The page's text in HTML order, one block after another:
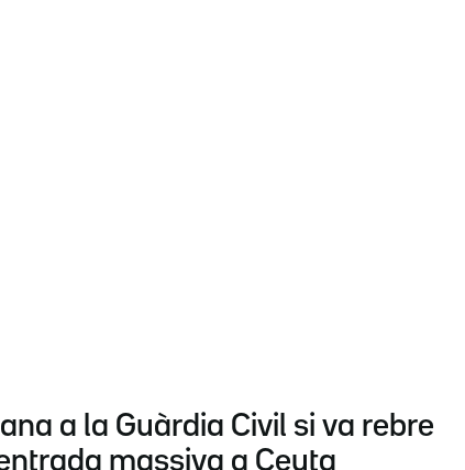
a la Guàrdia Civil si va rebre
massiva a Ceuta